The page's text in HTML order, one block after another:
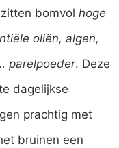
bomvol hoge
oliën, algen,
parelpoeder. Deze
dagelijkse
prachtig met
bruinen een